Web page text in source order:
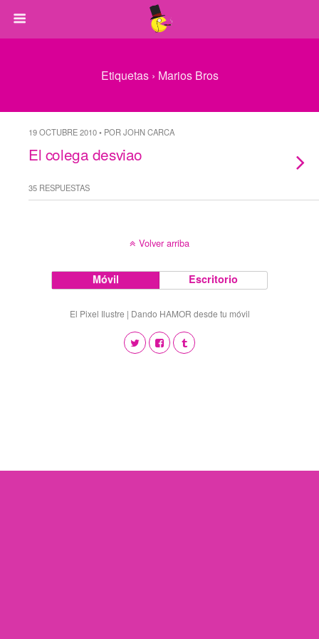
Etiquetas › Marios Bros
19 OCTUBRE 2010 • POR JOHN CARCA
El colega desviao
35 RESPUESTAS
Volver arriba
Móvil Escritorio
El Pixel Ilustre | Dando HAMOR desde tu móvil